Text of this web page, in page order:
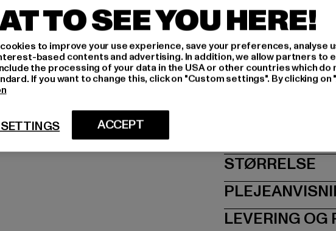
Kategori: T-shirts
Farve: grün
Producentens farve:
Art.nr: MP0006978-
Dr.-Robert-Murjahn-
STØRRELSE
LEVERING OG
TO SEE YOU HERE!
to improve your use experience, save your preferences, analyse
based contents and advertising. In addition, we allow partners to
the processing of your data in the USA or other countries which do
If you want to change this, click on "Custom settings". By clicking
ACCEPT